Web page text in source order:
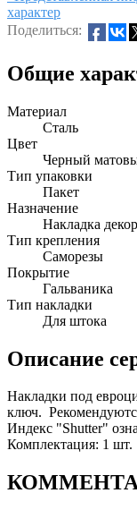
характер
Поделиться:
Общие
Материал
Сталь
Цвет
Черный
Тип упаковки
Пакет
Назначение
Накладка
Тип крепления
Саморезы
Покрытие
Гальваника
Тип накладки
Для штока
Описание
Накладки под
ключ.
Индекс "Shutter"
Комплектация: 1 шт.